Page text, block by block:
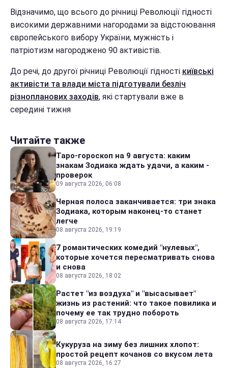
Відзначимо, що всього до річниці Революції гідності
високими державними нагородами за відстоювання
європейського вибору України, мужність і
патріотизм нагороджено 90 активістів.
До речі, до другої річниці Революції гідності київські
активісти та влади міста підготували безліч
різнопланових заходів, які стартували вже в
середині тижня
Читайте также
Таро-гороскоп на 9 августа: каким
знакам Зодиака ждать удачи, а каким -
проверок
09 августа 2026, 06:08
Черная полоса заканчивается: три знака
Зодиака, которым наконец-то станет
легче
08 августа 2026, 19:19
7 романтических комедий "нулевых",
которые хочется пересматривать снова
и снова
08 августа 2026, 18:02
Растет "из воздуха" и "высасывает"
жизнь из растений: что такое повилика и
почему ее так трудно побороть
08 августа 2026, 17:14
Кукуруза на зиму без лишних хлопот:
простой рецепт кочанов со вкусом лета
08 августа 2026, 16:27